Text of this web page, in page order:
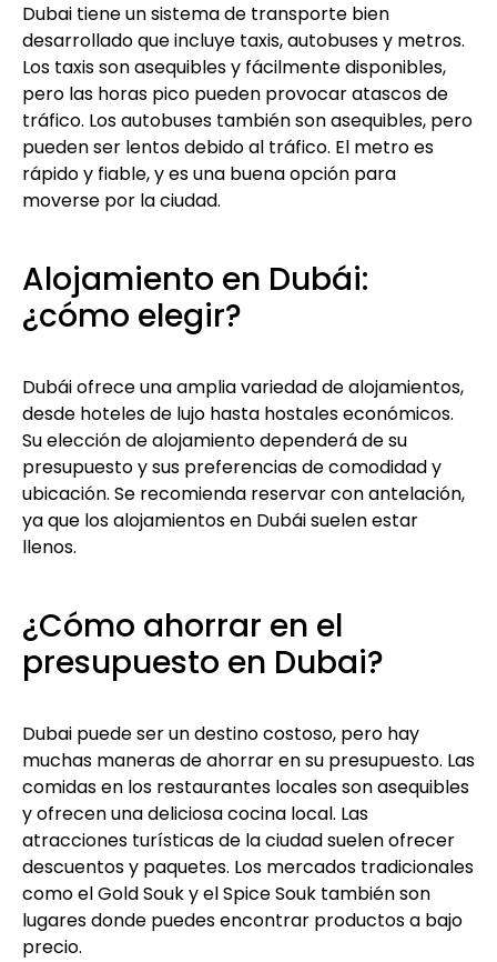
Dubai tiene un sistema de transporte bien
desarrollado que incluye taxis, autobuses y metros.
Los taxis son asequibles y fácilmente disponibles,
pero las horas pico pueden provocar atascos de
tráfico. Los autobuses también son asequibles, pero
pueden ser lentos debido al tráfico. El metro es
rápido y fiable, y es una buena opción para
moverse por la ciudad.
Alojamiento en Dubái:
¿cómo elegir?
Dubái ofrece una amplia variedad de alojamientos,
desde hoteles de lujo hasta hostales económicos.
Su elección de alojamiento dependerá de su
presupuesto y sus preferencias de comodidad y
ubicación. Se recomienda reservar con antelación,
ya que los alojamientos en Dubái suelen estar
llenos.
¿Cómo ahorrar en el
presupuesto en Dubai?
Dubai puede ser un destino costoso, pero hay
muchas maneras de ahorrar en su presupuesto. Las
comidas en los restaurantes locales son asequibles
y ofrecen una deliciosa cocina local. Las
atracciones turísticas de la ciudad suelen ofrecer
descuentos y paquetes. Los mercados tradicionales
como el Gold Souk y el Spice Souk también son
lugares donde puedes encontrar productos a bajo
precio.